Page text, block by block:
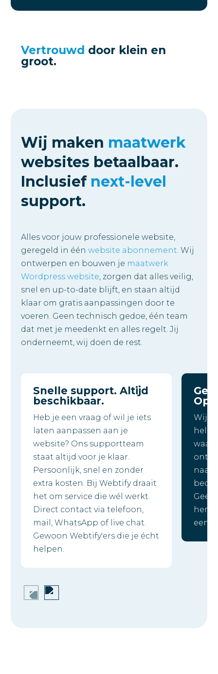
Vertrouwd door klein en
groot.
Wij maken maatwerk
websites betaalbaar.
Inclusief next-level
support.
Alles voor jouw professionele website,
geregeld in één website abonnement . Wij
ontwerpen en bouwen je maatwerk
Wordpress website , zorgen dat alles veilig,
snel en up-to-date blijft, en staan altijd
klaar om gratis aanpassingen door te
voeren. Geen technisch gedoe, één team
dat met je meedenkt en alles regelt. Jij
onderneemt, wij doen de rest.
Snelle support. Altijd
beschikbaar.
Heb je een vraag of wil je iets
laten aanpassen aan je
website? Ons supportteam
staat altijd voor je klaar.
Persoonlijk, snel en zonder
extra kosten. Bij Webtify draait
het om service die wél werkt.
Direct contact via telefoon,
mail, WhatsApp of live chat.
Gewoon Webtify'ers die je écht
helpen.
Op
Wij
naar
hem
een